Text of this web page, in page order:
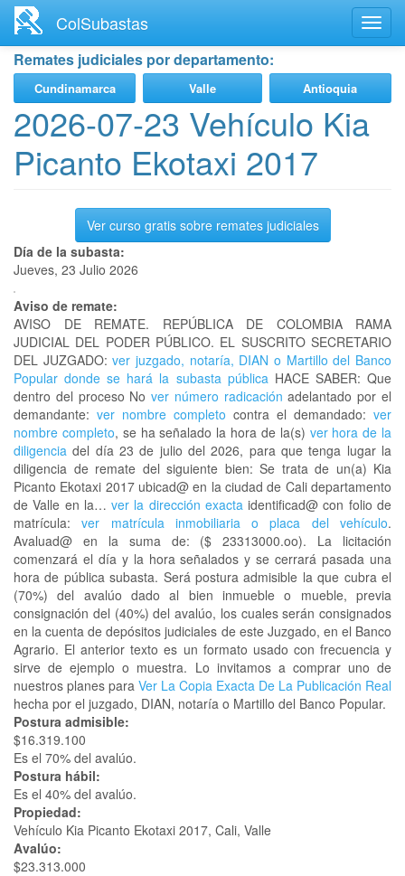
contenido
principal
ColSubastas
Remates judiciales por departamento:
Cundinamarca Valle Antioquia
2026-07-23 Vehículo Kia
Picanto Ekotaxi 2017
Ver curso gratis sobre remates judiciales
Día de la subasta:
Jueves, 23 Julio 2026
Aviso de remate:
AVISO DE REMATE. REPÚBLICA DE COLOMBIA RAMA
JUDICIAL DEL PODER PÚBLICO. EL SUSCRITO SECRETARIO
DEL JUZGADO: ver juzgado, notaría, DIAN o Martillo del Banco
Popular donde se hará la subasta públicaHACE SABER: Que
dentro del proceso Nover número radicación adelantado por el
demandante: ver nombre completo contra el demandado: ver
nombre completo, se ha señalado la hora de la(s) ver hora de la
diligencia del día 23 de julio del 2026, para que tenga lugar la
diligencia de remate del siguiente bien: Se trata de un(a) Kia
Picanto Ekotaxi 2017 ubicad@ en la ciudad de Cali departamento
de Valle en la…ver la dirección exactaidentificad@ con folio de
matrícula:ver matrícula inmobiliaria o placa del vehículo.
Avaluad@ en la suma de: ($ 23313000.oo). La licitación
comenzará el día y la hora señalados y se cerrará pasada una
hora de pública subasta. Será postura admisible la que cubra el
(70%) del avalúo dado al bien inmueble o mueble, previa
consignación del (40%) del avalúo, los cuales serán consignados
en la cuenta de depósitos judiciales de este Juzgado, en el Banco
Agrario. El anterior texto es un formato usado con frecuencia y
sirve de ejemplo o muestra. Lo invitamos a comprar uno de
nuestros planes para Ver La Copia Exacta De La Publicación Real
hecha por el juzgado, DIAN, notaría o Martillo del Banco Popular.
Postura admisible:
$16.319.100
Es el 70% del avalúo.
Postura hábil:
Es el 40% del avalúo.
Propiedad:
Vehículo Kia Picanto Ekotaxi 2017, Cali, Valle
Avalúo:
$23.313.000